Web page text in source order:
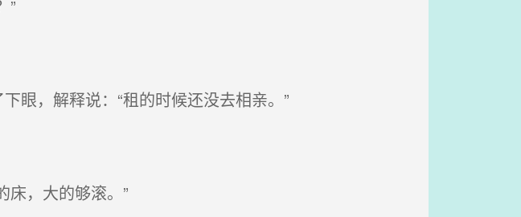
”
眼，解释说：“租的时候还没去相亲。”
，大的够滚。”